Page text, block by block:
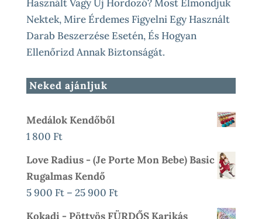
Használt Vagy Új Hordozó? Most Elmondjuk
Nektek, Mire Érdemes Figyelni Egy Használt
Darab Beszerzése Esetén, És Hogyan
Ellenőrizd Annak Biztonságát.
Neked ajánljuk
Medálok Kendőből
1 800 Ft
Love Radius - (Je Porte Mon Bebe) Basic
Rugalmas Kendő
5 900 Ft – 25 900 FtÁrtartomány:
5
Kokadi - Pöttyös FÜRDŐS Karikás